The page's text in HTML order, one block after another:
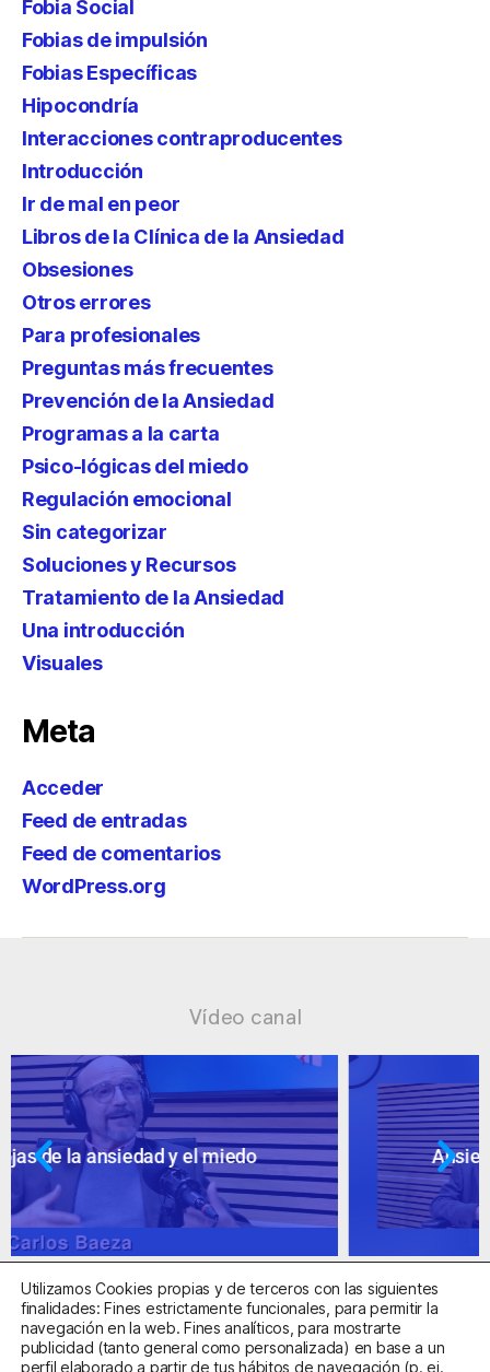
Fobia Social
Fobias de impulsión
Fobias Específicas
Hipocondría
Interacciones contraproducentes
Introducción
Ir de mal en peor
Libros de la Clínica de la Ansiedad
Obsesiones
Otros errores
Para profesionales
Preguntas más frecuentes
Prevención de la Ansiedad
Programas a la carta
Psico-lógicas del miedo
Regulación emocional
Sin categorizar
Soluciones y Recursos
Tratamiento de la Ansiedad
Una introducción
Visuales
Meta
Acceder
Feed de entradas
Feed de comentarios
WordPress.org
Vídeo canal
Ansiedad: supuestos cuestionables
Utilizamos Cookies propias y de terceros con las siguientes
finalidades: Fines estrictamente funcionales, para permitir la
navegación en la web. Fines analíticos, para mostrarte
publicidad (tanto general como personalizada) en base a un
perfil elaborado a partir de tus hábitos de navegación (p. ej.